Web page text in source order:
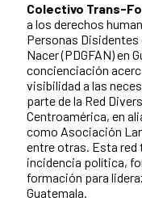
Colectivo Trans-
a los derechos
Personas Disidentes
Nacer (PDGFAN) en
concienciación
visibilidad a las
parte de la Red
Centroamérica, en
como Asociación
entre otras. Esta red
incidencia política,
formación para
Guatemala.